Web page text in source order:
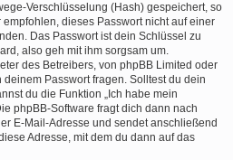
Verschlüsselung (Hash) gespeichert, so
dieses Passwort nicht auf einer
Das Passwort ist dein Schlüssel zu
also geh mit ihm sorgsam um.
des Betreibers, von phpBB Limited oder
Passwort fragen. Solltest du dein
du die Funktion „Ich habe mein
phpBB-Software fragt dich dann nach
E-Mail-Adresse und sendet anschließend
Adresse, mit dem du dann auf das